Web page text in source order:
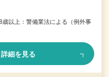
以上：警備業法による（例外事
詳細を見る